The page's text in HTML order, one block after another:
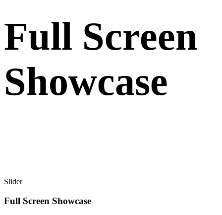
Full Screen
Showcase
Slider
Full Screen Showcase